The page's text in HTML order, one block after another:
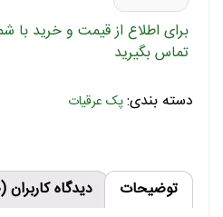
تماس بگیرید
دسته بندی:پک عرقیات
توضیحات دیدگاه کاربران (0)